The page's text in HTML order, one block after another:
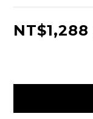
NT$1,288